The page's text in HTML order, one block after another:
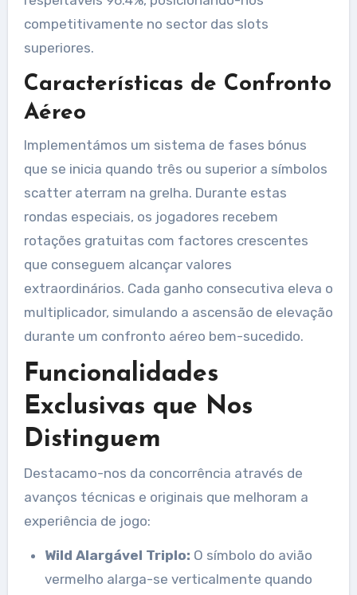
competitivamente no sector das slots
superiores.
Características de Confronto
Aéreo
Implementámos um sistema de fases bónus
que se inicia quando três ou superior a símbolos
scatter aterram na grelha. Durante estas
rondas especiais, os jogadores recebem
rotações gratuitas com factores crescentes
que conseguem alcançar valores
extraordinários. Cada ganho consecutiva eleva o
multiplicador, simulando a ascensão de elevação
durante um confronto aéreo bem-sucedido.
Funcionalidades
Exclusivas que Nos
Distinguem
Destacamo-nos da concorrência através de
avanços técnicas e originais que melhoram a
experiência de jogo:
Wild Alargável Triplo: O símbolo do avião
vermelho alarga-se verticalmente quando